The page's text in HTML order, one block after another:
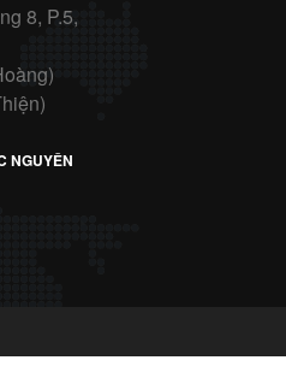
8, P.5,
NGUYÊN